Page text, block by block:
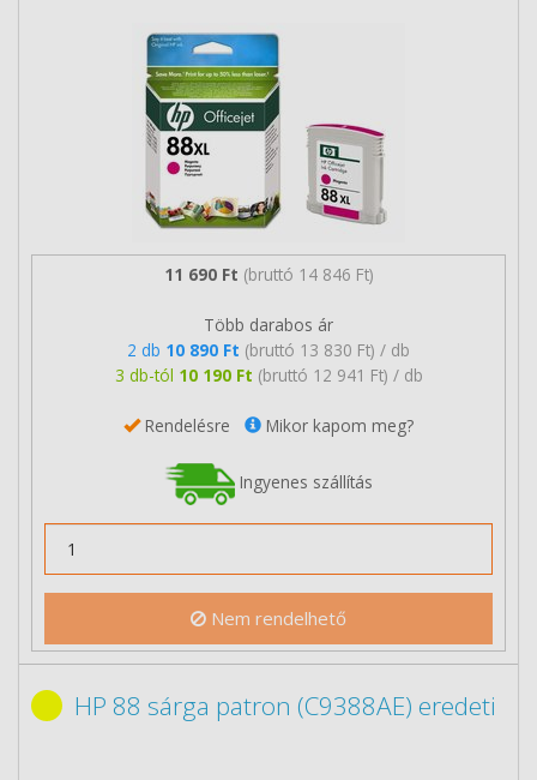
11 690 Ft (bruttó 14 846 Ft)
Több darabos ár
2 db 10 890 Ft (bruttó 13 830 Ft) / db
3 db-tól 10 190 Ft (bruttó 12 941 Ft) / db
Rendelésre Mikor kapom meg?
Ingyenes szállítás
Nem rendelhető
HP 88 sárga patron (C9388AE) eredeti